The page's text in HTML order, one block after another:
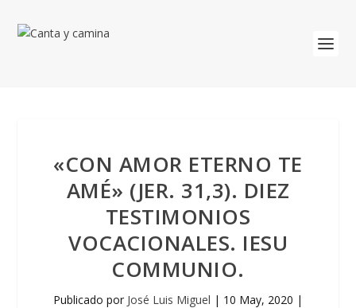
«CON AMOR ETERNO TE
AMÉ» (JER. 31,3). DIEZ
TESTIMONIOS
VOCACIONALES. IESU
COMMUNIO.
Publicado por José Luis Miguel | 10 May, 2020 |